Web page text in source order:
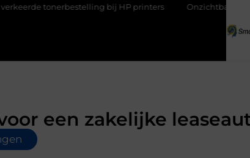
bij HP printers Onzichtbare sokken met maximaal
een zakelijke